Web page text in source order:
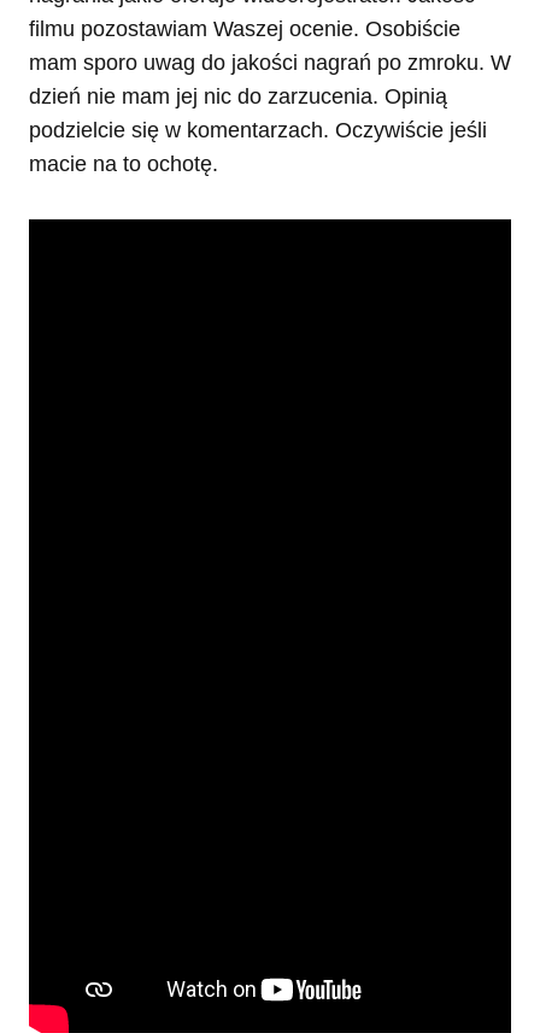
filmu pozostawiam Waszej ocenie. Osobiście
mam sporo uwag do jakości nagrań po zmroku. W
dzień nie mam jej nic do zarzucenia. Opinią
podzielcie się w komentarzach. Oczywiście jeśli
macie na to ochotę.